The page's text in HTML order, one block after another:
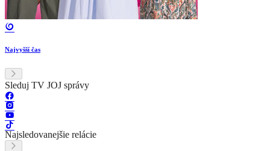
Najvyšší čas
Sleduj TV JOJ správy
Najsledovanejšie relácie